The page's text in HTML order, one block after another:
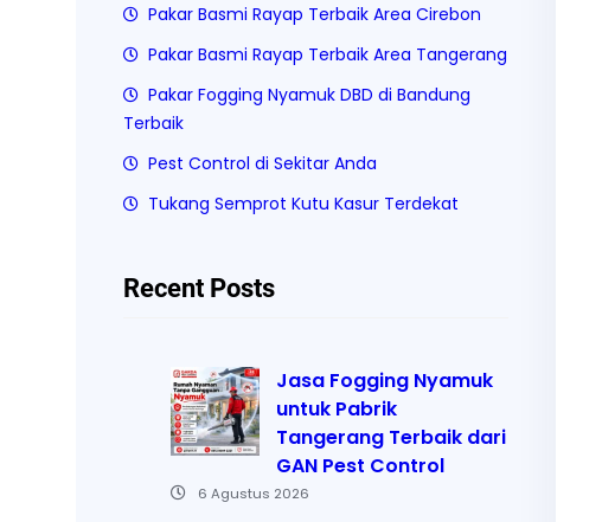
Pakar Basmi Rayap Terbaik Area Cirebon
Pakar Basmi Rayap Terbaik Area Tangerang
Pakar Fogging Nyamuk DBD di Bandung
Terbaik
Pest Control di Sekitar Anda
Tukang Semprot Kutu Kasur Terdekat
Recent Posts
Jasa Fogging Nyamuk
untuk Pabrik
Tangerang Terbaik dari
GAN Pest Control
6 Agustus 2026